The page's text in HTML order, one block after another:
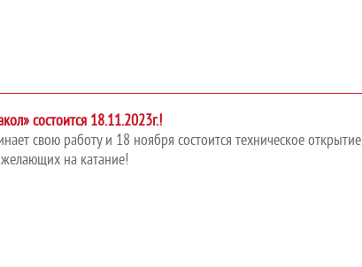
состоится 18.11.2023г.!
свою работу и 18 ноября состоится техническое открытие
на катание!